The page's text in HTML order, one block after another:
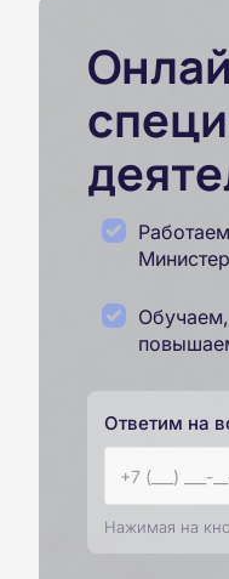
Ответим на
Нажимая на